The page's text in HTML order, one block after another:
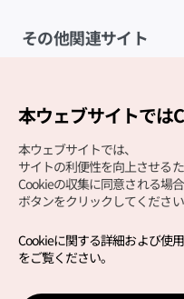
その他関連サイト
Copyright (c) Korea
サイトエラー報告公式
本ウェブサイトでは
本ウェブサイトでは、
サイトの利便性を向上させる
Cookieの収集に同意される場
ボタンをクリックしてください
Cookieに関する詳細および使
をご覧ください。